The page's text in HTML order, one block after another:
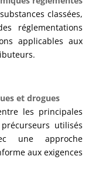
classées,
réglementations
applicables aux
et drogues
les principales
utilisés
une approche
aux exigences